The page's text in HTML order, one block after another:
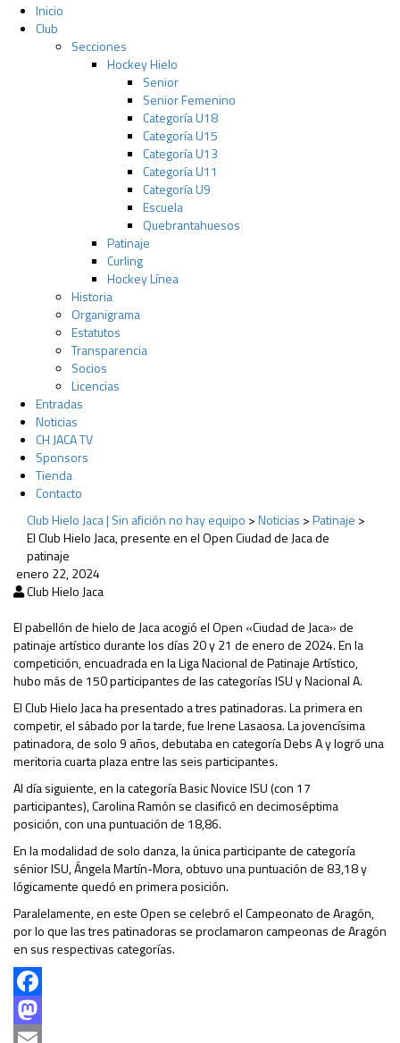
Inicio
Club
Secciones
Hockey Hielo
Senior
Senior Femenino
Categoría U18
Categoría U15
Categoría U13
Categoría U11
Categoría U9
Escuela
Quebrantahuesos
Patinaje
Curling
Hockey Línea
Historia
Organigrama
Estatutos
Transparencia
Socios
Licencias
Entradas
Noticias
CH JACA TV
Sponsors
Tienda
Contacto
Club Hielo Jaca | Sin afición no hay equipo >Noticias >Patinaje >
El Club Hielo Jaca, presente en el Open Ciudad de Jaca de
patinaje
enero 22, 2024
Club Hielo Jaca
El pabellón de hielo de Jaca acogió el Open «Ciudad de Jaca» de
patinaje artístico durante los días 20 y 21 de enero de 2024. En la
competición, encuadrada en la Liga Nacional de Patinaje Artístico,
hubo más de 150 participantes de las categorías ISU y Nacional A.
El Club Hielo Jaca ha presentado a tres patinadoras. La primera en
competir, el sábado por la tarde, fue Irene Lasaosa. La jovencísima
patinadora, de solo 9 años, debutaba en categoría Debs A y logró una
meritoria cuarta plaza entre las seis participantes.
Al día siguiente, en la categoría Basic Novice ISU (con 17
participantes), Carolina Ramón se clasificó en decimoséptima
posición, con una puntuación de 18,86.
En la modalidad de solo danza, la única participante de categoría
sénior ISU, Ángela Martín-Mora, obtuvo una puntuación de 83,18 y
lógicamente quedó en primera posición.
Paralelamente, en este Open se celebró el Campeonato de Aragón,
por lo que las tres patinadoras se proclamaron campeonas de Aragón
en sus respectivas categorías.
Facebook
Mastodon